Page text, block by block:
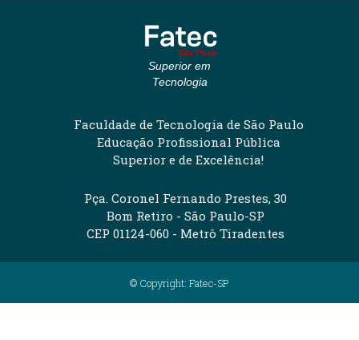
Superior em
Tecnologia
Faculdade de Tecnologia de São Paulo
Educação Profissional Pública
Superior e de Excelência!
Pça. Coronel Fernando Prestes, 30
Bom Retiro - São Paulo-SP
CEP 01124-060 - Metrô Tiradentes
© Copyright: Fatec-SP